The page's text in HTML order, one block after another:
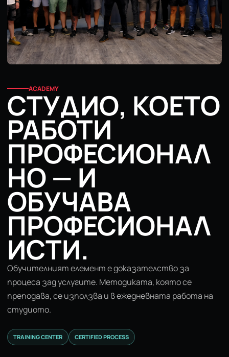
ACADEMY
СТУДИО, КОЕТО
РАБОТИ
ПРОФЕСИОНАЛ
НО — И
ОБУЧАВА
ПРОФЕСИОНАЛ
ИСТИ.
Обучителният елемент е доказателство за
процеса зад услугите. Методиката, която се
преподава, се използва и в ежедневната работа на
студиото.
TRAINING CENTER CERTIFIED PROCESS